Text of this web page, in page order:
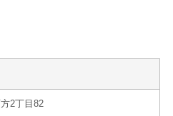
2丁目82